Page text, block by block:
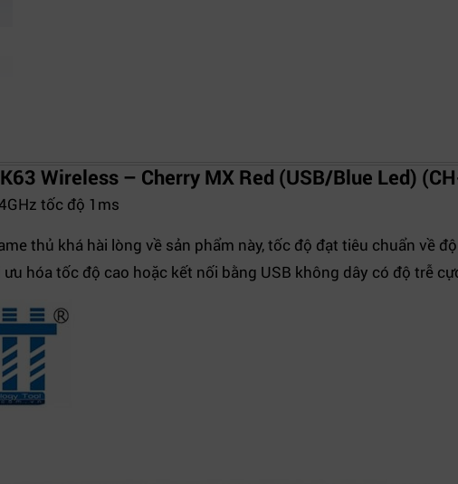
Wireless – Cherry MX Red (USB/Blue Led)
tốc độ 1ms
thủ khá hài lòng về sản phẩm này, tốc độ đạt tiêu chuẩn về
hóa tốc độ cao hoặc kết nối bằng USB không dây có độ trễ